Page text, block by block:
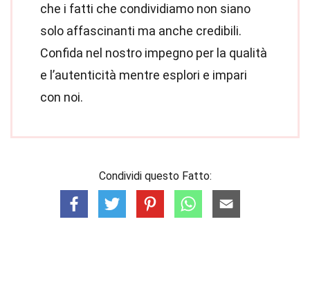
che i fatti che condividiamo non siano
solo affascinanti ma anche credibili.
Confida nel nostro impegno per la qualità
e l’autenticità mentre esplori e impari
con noi.
Condividi questo Fatto: